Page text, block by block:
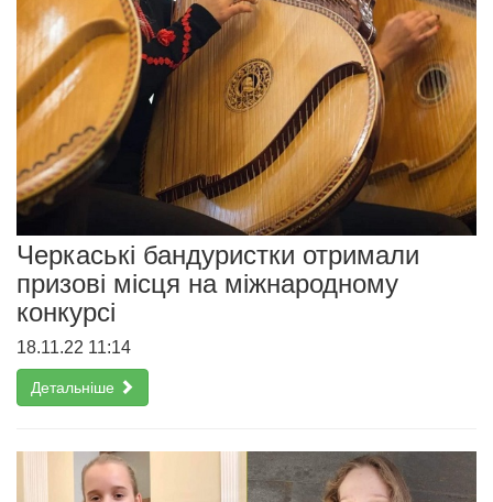
Черкаські бандуристки отримали
призові місця на міжнародному
конкурсі
18.11.22 11:14
Детальніше